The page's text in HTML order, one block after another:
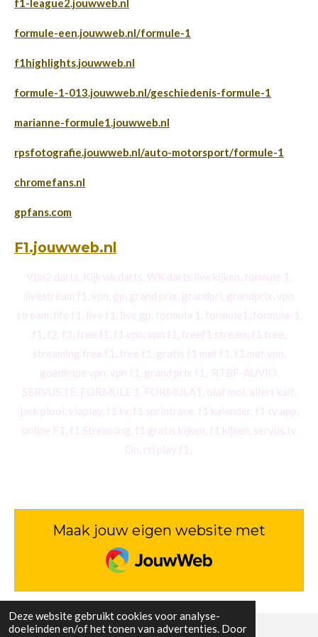
Deze website gebruikt cookies voor analyse-
doeleinden en/of het tonen van advertenties. Door
f1-league2.jouwweb.nl
formule-een.jouwweb.nl/formule-1
f1highlights.jouwweb.nl
formule-1-013.jouwweb.nl/geschiedenis-formule-1
marianne-formule1.jouwweb.nl
rpsfotografie.jouwweb.nl/auto-motorsport/formule-1
chromefans.nl
gpfans.com
F1.jouwweb.nl
Vtm2 darts, Kijk wk darts, WK darts live kijken, formule 1,
livestream f1, vpn, gp, grand prix, grandpri, grandprix, vpn
stream, life f1, live f1, live gp, formula 1, formule1, formula-1,
f1, f2, f3, free f1, f1 vpn, vpn f1, freef1 stream, f1 free,
streaming free f1, free f1, gratis f1 met f1, f1 met vpn,
goedkope vpn, vpn f1, grand prix f1, RTBF-AUVIO,
SERVUS.TE, FORMULE 1, FORMULA1, olaf mol, allert kalf,
jack plooi, viaplay, f1 tv, f1 sprintrace, f1 kalender, f1 tv app,
online F1, f1 Streaming, f1 gratis kijken, f1 kijken, servus.tv
On, rtl play f1,
Maak jouw eigen website met
JouwWeb